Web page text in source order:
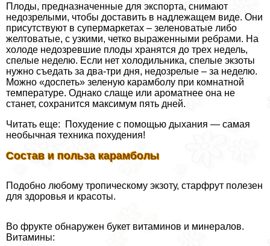
Плоды, предназначенные для экспорта, снимают
недозрелыми, чтобы доставить в надлежащем виде. Они
присутствуют в супермаркетах – зеленоватые либо
желтоватые, с узкими, четко выраженными ребрами. На
холоде недозревшие плоды хранятся до трех недель,
спелые неделю. Если нет холодильника, спелые экзоты
нужно съедать за два-три дня, недозрелые – за неделю.
Можно «доспеть» зеленую карамболу при комнатной
температуре. Однако слаще или ароматнее она не
станет, сохранится максимум пять дней.
Читать еще: Похудение с помощью дыхания — самая
необычная техника похудения!
Состав и польза карамболы
Подобно любому тропическому экзоту, старфрут полезен
для здоровья и красоты.
Во фрукте обнаружен букет витаминов и минералов.
Витамины: